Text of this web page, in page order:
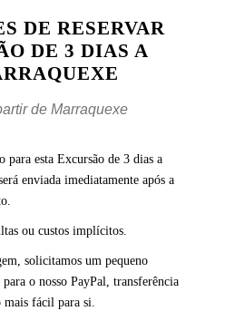
DE RESERVAR
DE 3 DIAS A
de Marraquexe
para esta Excursão de 3 dias a
enviada imediatamente após a
ou custos implícitos.
solicitamos um pequeno
o nosso PayPal, transferência
mais fácil para si.